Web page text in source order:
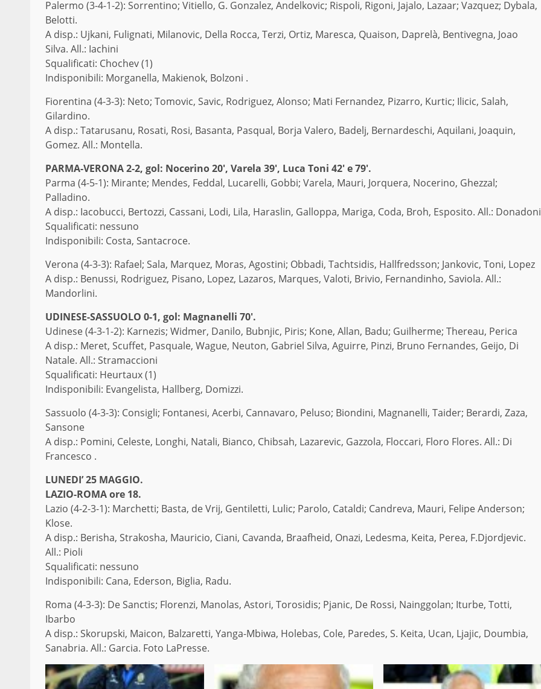
Palermo (3-4-1-2): Sorrentino; Vitiello, G. Gonzalez, Andelkovic; Rispoli, Rigoni, Jajalo, Lazaar; Vazquez; Dybala,
Belotti.
A disp.: Ujkani, Fulignati, Milanovic, Della Rocca, Terzi, Ortiz, Maresca, Quaison, Daprelà, Bentivegna, Joao
Silva. All.: Iachini
Squalificati: Chochev (1)
Indisponibili: Morganella, Makienok, Bolzoni .
Fiorentina (4-3-3): Neto; Tomovic, Savic, Rodriguez, Alonso; Mati Fernandez, Pizarro, Kurtic; Ilicic, Salah,
Gilardino.
A disp.: Tatarusanu, Rosati, Rosi, Basanta, Pasqual, Borja Valero, Badelj, Bernardeschi, Aquilani, Joaquin,
Gomez. All.: Montella.
PARMA-VERONA 2-2, gol: Nocerino 20′, Varela 39′, Luca Toni 42′ e 79′.
Parma (4-5-1): Mirante; Mendes, Feddal, Lucarelli, Gobbi; Varela, Mauri, Jorquera, Nocerino, Ghezzal;
Palladino.
A disp.: Iacobucci, Bertozzi, Cassani, Lodi, Lila, Haraslin, Galloppa, Mariga, Coda, Broh, Esposito. All.: Donadoni
Squalificati: nessuno
Indisponibili: Costa, Santacroce.
Verona (4-3-3): Rafael; Sala, Marquez, Moras, Agostini; Obbadi, Tachtsidis, Hallfredsson; Jankovic, Toni, Lopez
A disp.: Benussi, Rodriguez, Pisano, Lopez, Lazaros, Marques, Valoti, Brivio, Fernandinho, Saviola. All.:
Mandorlini.
UDINESE-SASSUOLO 0-1, gol: Magnanelli 70′.
Udinese (4-3-1-2): Karnezis; Widmer, Danilo, Bubnjic, Piris; Kone, Allan, Badu; Guilherme; Thereau, Perica
A disp.: Meret, Scuffet, Pasquale, Wague, Neuton, Gabriel Silva, Aguirre, Pinzi, Bruno Fernandes, Geijo, Di
Natale. All.: Stramaccioni
Squalificati: Heurtaux (1)
Indisponibili: Evangelista, Hallberg, Domizzi.
Sassuolo (4-3-3): Consigli; Fontanesi, Acerbi, Cannavaro, Peluso; Biondini, Magnanelli, Taider; Berardi, Zaza,
Sansone
A disp.: Pomini, Celeste, Longhi, Natali, Bianco, Chibsah, Lazarevic, Gazzola, Floccari, Floro Flores. All.: Di
Francesco .
LUNEDI’ 25 MAGGIO.
LAZIO-ROMA ore 18.
Lazio (4-2-3-1): Marchetti; Basta, de Vrij, Gentiletti, Lulic; Parolo, Cataldi; Candreva, Mauri, Felipe Anderson;
Klose.
A disp.: Berisha, Strakosha, Mauricio, Ciani, Cavanda, Braafheid, Onazi, Ledesma, Keita, Perea, F.Djordjevic.
All.: Pioli
Squalificati: nessuno
Indisponibili: Cana, Ederson, Biglia, Radu.
Roma (4-3-3): De Sanctis; Florenzi, Manolas, Astori, Torosidis; Pjanic, De Rossi, Nainggolan; Iturbe, Totti,
Ibarbo
A disp.: Skorupski, Maicon, Balzaretti, Yanga-Mbiwa, Holebas, Cole, Paredes, S. Keita, Ucan, Ljajic, Doumbia,
Sanabria. All.: Garcia. Foto LaPresse.